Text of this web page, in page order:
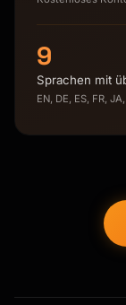
9
Sprachen mit
EN, DE, ES, FR,